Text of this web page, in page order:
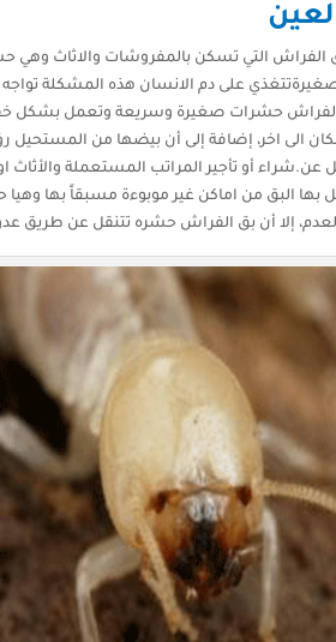
الفراش التي تسكن بالمفروشات والاثاث وهي
على دم الانسان هذه المشكلة تواجه
الفراش حشرات صغيرة وسريعة وتعمل بشكل
الى اخر، إضافة إلى أن بيضها من المستحيل
عن.شراء أو تأجير المراتب المستعملة
البق من اماكن غير موبوءة مسبقاً بها وهيا
إلا أن بق الفراش حشره تتنقل عن طريق